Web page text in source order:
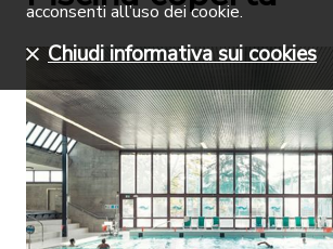
acconsenti all’uso dei cookie.
Chiudi informativa sui cookies